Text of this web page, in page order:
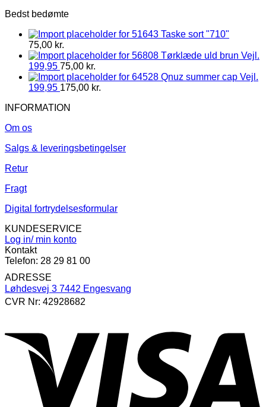
Bedst bedømte
Taske sort "710"
75,00 kr.
Tørklæde uld brun Vejl.
199,95 75,00 kr.
Qnuz summer cap Vejl.
199,95 175,00 kr.
INFORMATION
Om os
Salgs & leveringsbetingelser
Retur
Fragt
Digital fortrydelsesformular
KUNDESERVICE
Log in/ min konto
Kontakt
Telefon: 28 29 81 00
ADRESSE
Løhdesvej 3 7442 Engesvang
CVR Nr: 42928682